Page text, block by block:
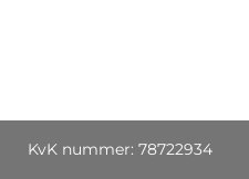
KvK nummer: 78722934